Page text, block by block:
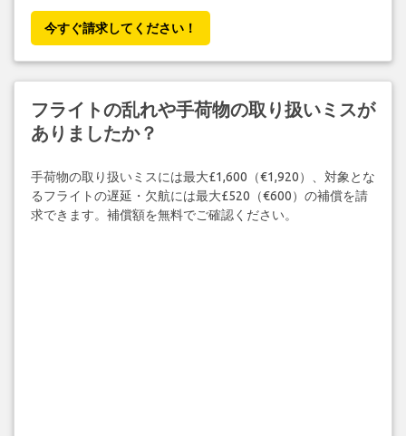
今すぐ請求してください！
フライトの乱れや手荷物の取り扱いミスが
ありましたか？
手荷物の取り扱いミスには最大£1,600（€1,920）、対象とな
るフライトの遅延・欠航には最大£520（€600）の補償を請
求できます。補償額を無料でご確認ください。